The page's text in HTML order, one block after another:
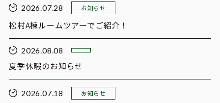
2026.07.28 お知らせ
松村A棟ルームツアーでご紹介！
2026.08.08
夏季休暇のお知らせ
2026.07.18 お知らせ